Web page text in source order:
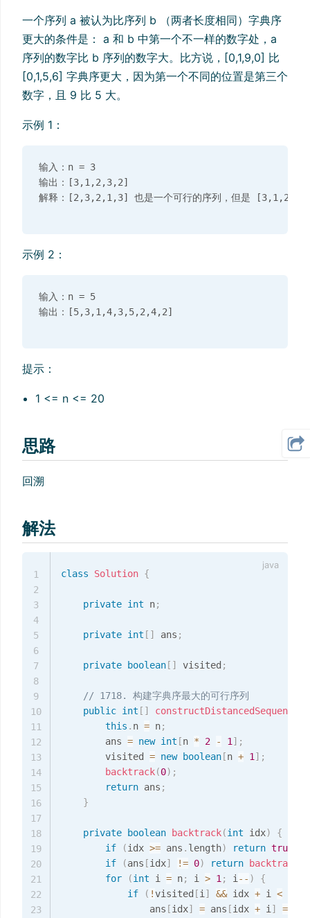
一个序列 a 被认为比序列 b （两者长度相同）字典序
更大的条件是： a 和 b 中第一个不一样的数字处，a
序列的数字比 b 序列的数字大。比方说，[0,1,9,0] 比
[0,1,5,6] 字典序更大，因为第一个不同的位置是第三个
数字，且 9 比 5 大。
示例 1：
输入：n = 3
输出：[3,1,2,3,2]
示例 2：
输入：n = 5
提示：
1 <= n <= 20
思路
回溯
解法
class Solution {
private int n;
private int [ ] ans ;
private boolean [ ] visited ;
// 1718. 构建字典序最大的可行序列
public int [ ] constructDistancedSequence
this . n = n;
        ans
= new int [n * 2 - 1] ;
        visited
= new boolean [n + 1] ;
backtrack(0) ;
return ans ;
}
private boolean backtrack(int idx)
{
if
(idx >= ans . length) return true
if
(ans [idx] != 0) return backtrack
for
(int i = n; i > 1; i-- )
{
if
( !visited [i] && idx + i <
                ans
[idx] = ans [idx + i] =
1
2
3
4
5
6
7
8
9
10
11
12
13
14
15
16
17
18
19
20
21
22
23